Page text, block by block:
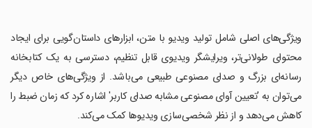
‏ویژگی‌های اصلی شامل تولید ویدیو با متن، ابزارهای داستان‌گویی برای ایجاد
محتوای طولانی‌تر، ویرایشگر ویدیوی قابل تنظیم، دسترسی به یک کتابخانه
رسانه‌ای بزرگ و صدای مصنوعی طبیعی می‌باشد. از ویژگی‌های خاص دیگر
می‌توان به 'تعیین آوای مصنوعی مشابه صدای کاربر' اشاره کرد که زمان ضبط را
کاهش می‌دهد و از نظر شخصی‌سازی ویدیوها کمک می‌کند.